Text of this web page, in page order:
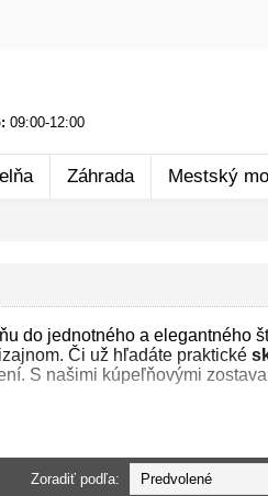
09:00-12:00
Záhrada Mestský
do jednotného a elegantného
Či už hľadáte praktické
S našimi kúpeľňovými
Zoradiť podľa: